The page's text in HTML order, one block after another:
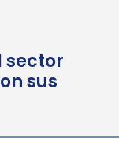
sector
sus